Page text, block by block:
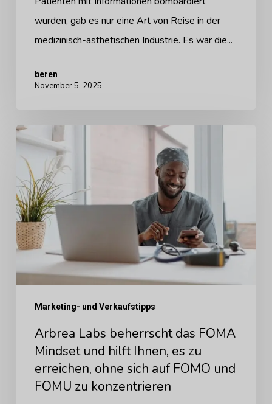
ersten
Kontakt
wurden, gab es nur eine Art von Reise in der
medizinisch-ästhetischen Industrie. Es war die...
beren
November 5, 2025
Arbrea
beherrscht
das
FOMA
Mindset
und
hilft
erreichen,
ohne
Marketing- und Verkaufstipps
Arbrea Labs beherrscht das FOMA
Mindset und hilft Ihnen, es zu
erreichen, ohne sich auf FOMO und
FOMU zu konzentrieren